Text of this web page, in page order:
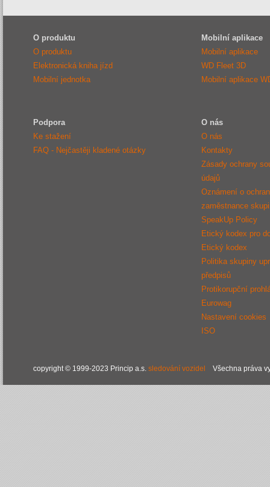
O produktu
O produktu
Elektronická kniha jízd
Mobilní jednotka
Mobilní aplikace
Mobilní aplikace
WD Fleet 3D
Mobilní aplikace
Podpora
Ke stažení
FAQ - Nejčastěji kladené otázky
O nás
O nás
Kontakty
Zásady ochrany
údajů
Oznámení o
zaměstnance
SpeakUp Policy
Etický kodex pro
Etický kodex
Politika skupiny
předpisů
Protikorupční
Eurowag
Nastavení cookies
ISO
copyright © 1999-2023 Princip a.s. sledování vozidel Všechna práva